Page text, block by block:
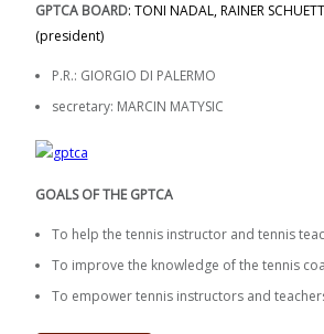
GPTCA BOARD: TONI NADAL, RAINER
(president)
P.R.: GIORGIO DI PALERMO
secretary: MARCIN MATYSIC
GOALS OF THE GPTCA
To help the tennis instructor and tennis
To improve the knowledge of the tennis
To empower tennis instructors and